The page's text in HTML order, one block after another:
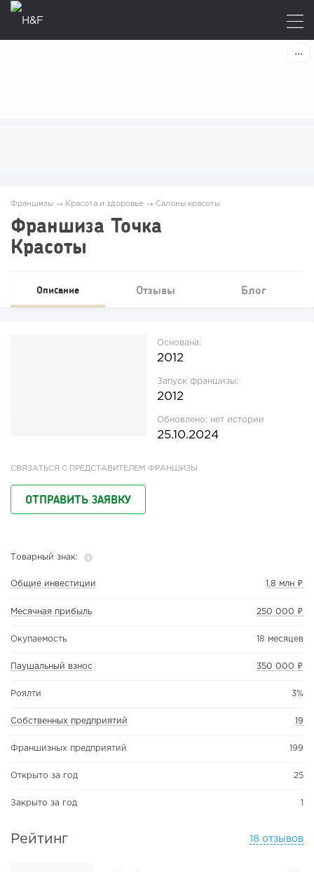
Франшизы → Красота и здоровье → Салоны красоты
Франшиза Точка
Красоты
Описание Отзывы Блог
Основана:
2012
Запуск франшизы:
2012
Обновлено: нет истории
25.10.2024
СВЯЗАТЬСЯ С ПРЕДСТАВИТЕЛЕМ ФРАНШИЗЫ
ОТПРАВИТЬ ЗАЯВКУ
Товарный знак:
Общие инвестиции 1,8 млн ₽
Месячная прибыль 250 000 ₽
Окупаемость 18 месяцев
Паушальный взнос 350 000 ₽
Роялти 3%
Собственных предприятий 19
Франшизных предприятий 199
Открыто за год 25
Закрыто за год 1
Рейтинг 18 отзывов